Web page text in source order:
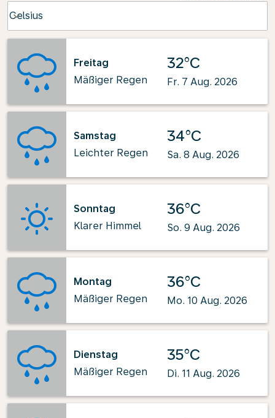
Celsius
keyboard_arrow_down
Freitag
Mäßiger Regen
32°C
Fr. 7 Aug. 2026
Samstag
Leichter Regen
34°C
Sa. 8 Aug. 2026
Sonntag
Klarer Himmel
36°C
So. 9 Aug. 2026
Montag
Mäßiger Regen
36°C
Mo. 10 Aug. 2026
Dienstag
Mäßiger Regen
35°C
Di. 11 Aug. 2026